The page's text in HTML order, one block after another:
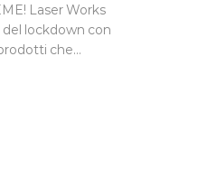
Laser Works
lockdown con
che…